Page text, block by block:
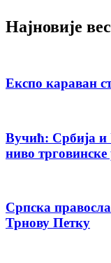
Најновије
Експо караван
Вучић: Србија и
ниво трговинске
Српска
Трнову Петку